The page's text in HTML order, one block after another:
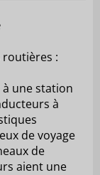
:
une station
à
de voyage
de
aient une